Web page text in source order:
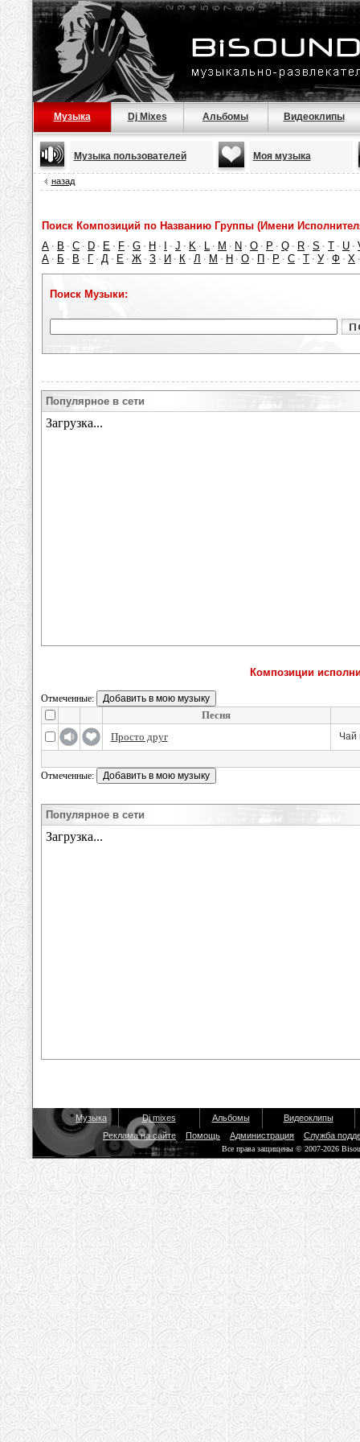
Музыка Dj Mixes Альбомы Видеоклипы
Музыка пользователей Моя музыка
назад
Поиск Композиций по Названию Группы (Имени
A · B · C · D · E · F · G · H · · J · K · L · M · N · O · P · Q · R · S · T · U ·
А · Б · В · Г · Д · Е · Ж · З · И · К · Л · М · Н · О · П · Р · С · Т · У · Ф · Х
Поиск Музыки:
Популярное в сети
Композиции
Отмеченные:
Песня
Просто друг
Чай
Отмеченные:
Популярное в сети
Музыка Dj mixes Альбомы
Видеоклипы
Реклама на сайте
Помощь Администрация Служба
Все права защищены © 2007-2026